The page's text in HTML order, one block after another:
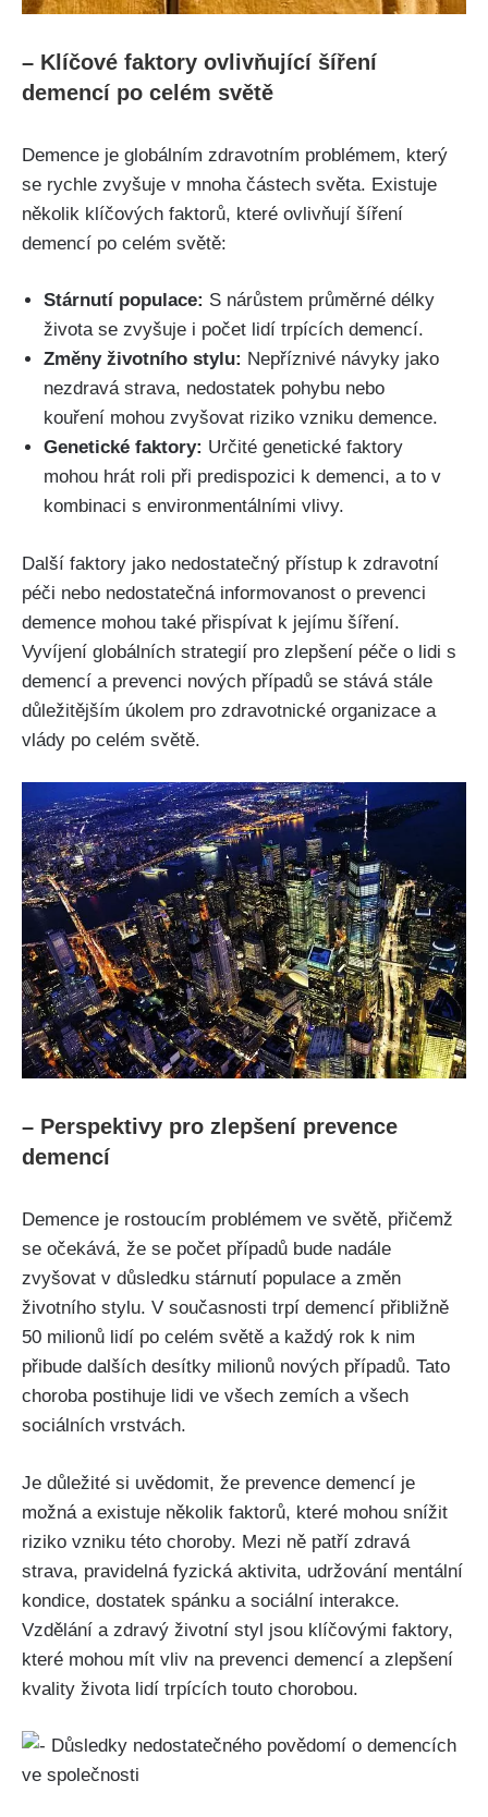
– Klíčové faktory ovlivňující šíření
demencí po celém světě
Demence je globálním zdravotním problémem, který
se rychle zvyšuje v mnoha částech světa. Existuje
několik klíčových faktorů, které ovlivňují šíření
demencí po celém světě:
Stárnutí populace: S nárůstem průměrné délky
života se zvyšuje i počet lidí trpících demencí.
Změny životního stylu: Nepříznivé návyky jako
nezdravá strava, nedostatek pohybu nebo
kouření mohou zvyšovat riziko vzniku demence.
Genetické faktory: Určité genetické faktory
mohou hrát roli při predispozici k demenci, a to v
kombinaci s environmentálními vlivy.
Další faktory jako nedostatečný přístup k zdravotní
péči nebo nedostatečná informovanost o prevenci
demence mohou také přispívat k jejímu šíření.
Vyvíjení globálních strategií pro zlepšení péče o lidi s
demencí a prevenci nových případů se stává stále
důležitějším úkolem pro zdravotnické organizace a
vlády po celém světě.
– Perspektivy pro zlepšení prevence
demencí
Demence je rostoucím problémem ve světě, přičemž
se očekává, že se počet případů bude nadále
zvyšovat v důsledku stárnutí populace a změn
životního stylu. V současnosti trpí demencí přibližně
50 milionů lidí po celém světě a každý rok k nim
přibude dalších desítky milionů nových případů. Tato
choroba postihuje lidi ve všech zemích a všech
sociálních vrstvách.
Je důležité si uvědomit, že prevence demencí je
možná a existuje několik faktorů, které mohou snížit
riziko vzniku této choroby. Mezi ně patří zdravá
strava, pravidelná fyzická aktivita, udržování mentální
kondice, dostatek spánku a sociální interakce.
Vzdělání a zdravý životní styl jsou klíčovými faktory,
které mohou mít vliv na prevenci demencí a zlepšení
kvality života lidí trpících touto chorobou.